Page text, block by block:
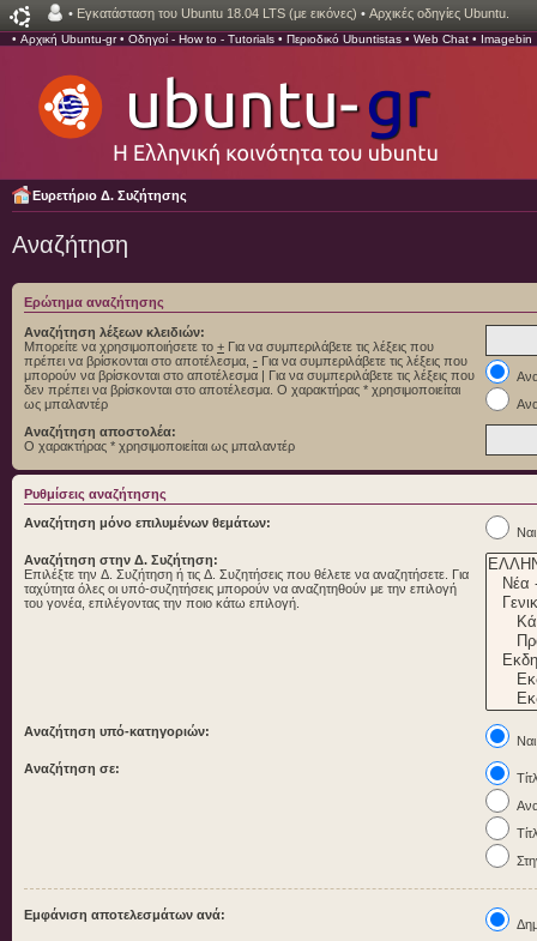
• Εγκατάσταση του Ubuntu 18.04 LTS (με εικόνες) • Αρχικές οδηγίες Ubuntu.
• Αρχική Ubuntu-gr• Οδηγοί - How to - Tutorials • Περιοδικό Ubuntistas • Web Chat • Imagebin
Ευρετήριο Δ. Συζήτησης
Αναζήτηση
Ερώτημα αναζήτησης
Αναζήτηση λέξεων κλειδιών:
Μπορείτε να χρησιμοποιήσετε το + Για να συμπεριλάβετε τις λέξεις που
πρέπει να βρίσκονται στο αποτέλεσμα, - Για να συμπεριλάβετε τις λέξεις που
μπορούν να βρίσκονται στο αποτέλεσμα | Για να συμπεριλάβετε τις λέξεις που
δεν πρέπει να βρίσκονται στο αποτέλεσμα. Ο χαρακτήρας * χρησιμοποιείται
ως μπαλαντέρ
Αναζήτηση αποστολέα:
Ο χαρακτήρας * χρησιμοποιείται ως μπαλαντέρ
Ρυθμίσεις αναζήτησης
Αναζήτηση μόνο επιλυμένων θεμάτων:
Ναι
Αναζήτηση στην Δ. Συζήτηση:
Επιλέξτε την Δ. Συζήτηση ή τις Δ. Συζητήσεις που θέλετε να αναζητήσετε. Για
ταχύτητα όλες οι υπό-συζητήσεις μπορούν να αναζητηθούν με την επιλογή
του γονέα, επιλέγοντας την ποιο κάτω επιλογή.
Αναζήτηση υπό-κατηγοριών:
Ναι
Αναζήτηση σε:
Εμφάνιση αποτελεσμάτων ανά: